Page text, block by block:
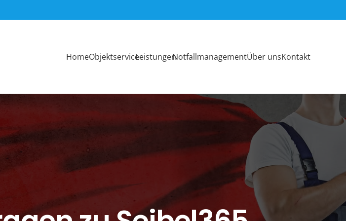
HomeObjektserviceLeistungenNotfallmanagementÜber unsKontakt